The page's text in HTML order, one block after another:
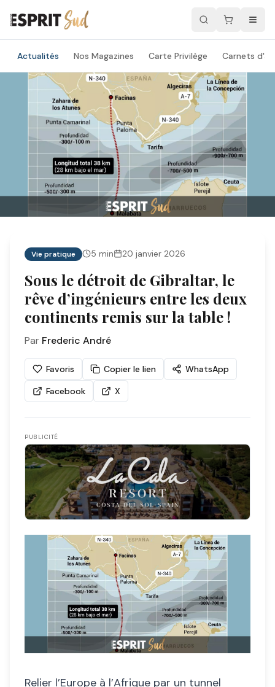
Actualités Nos Magazines Carte Privilège Carnets
Vie pratique 5 min 20 janvier 2026
Sous le détroit de Gibraltar, le
rêve d’ingénieurs entre les deux
continents remis sur la table !
Par Frederic André
Favoris Copier le lien
WhatsApp
Facebook
X
PUBLICITÉ
Relier l’Europe à l’Afrique par un tunnel